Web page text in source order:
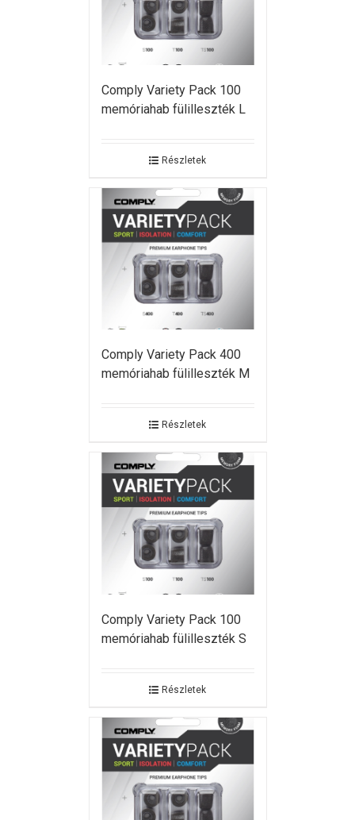
Comply Variety Pack 100
memóriahab fülilleszték L
Részletek
Comply Variety Pack 400
memóriahab fülilleszték M
Részletek
Comply Variety Pack 100
memóriahab fülilleszték S
Részletek